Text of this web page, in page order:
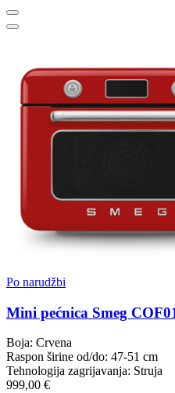
Po narudžbi
Mini pećnica Smeg
Boja: Crvena
Raspon širine od/do: 47-51 cm
Tehnologija zagrijavanja: Struja
999,00 €